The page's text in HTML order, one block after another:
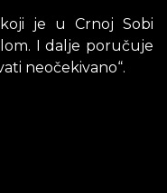
je u Crnoj Sobi
I dalje poručuje
neočekivano“.